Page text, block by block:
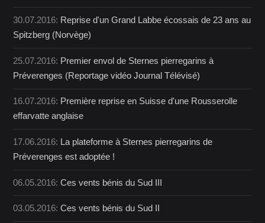
30.07.2016: Reprise d'un Grand Labbe écossais de 23 ans au
Spitzberg (Norvège)
25.07.2016: Premier envol de Sternes pierregarins à
Préverenges (Reportage vidéo Journal Télévisé)
16.07.2016: Première reprise en Suisse d'une Rousserolle
effarvatte anglaise
17.06.2016: La plateforme à Sternes pierregarins de
Préverenges est adoptée !
06.05.2016:Ces vents bénis du Sud III
03.05.2016:Ces vents bénis du Sud II